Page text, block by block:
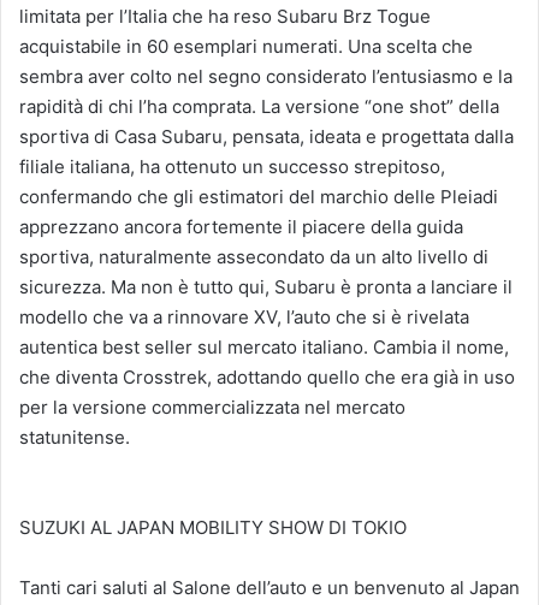
limitata per l’Italia che ha reso Subaru Brz Togue
acquistabile in 60 esemplari numerati. Una scelta che
sembra aver colto nel segno considerato l’entusiasmo e la
rapidità di chi l’ha comprata. La versione “one shot” della
sportiva di Casa Subaru, pensata, ideata e progettata dalla
filiale italiana, ha ottenuto un successo strepitoso,
confermando che gli estimatori del marchio delle Pleiadi
apprezzano ancora fortemente il piacere della guida
sportiva, naturalmente assecondato da un alto livello di
sicurezza. Ma non è tutto qui, Subaru è pronta a lanciare il
modello che va a rinnovare XV, l’auto che si è rivelata
autentica best seller sul mercato italiano. Cambia il nome,
che diventa Crosstrek, adottando quello che era già in uso
per la versione commercializzata nel mercato
statunitense.
SUZUKI AL JAPAN MOBILITY SHOW DI TOKIO
Tanti cari saluti al Salone dell’auto e un benvenuto al Japan